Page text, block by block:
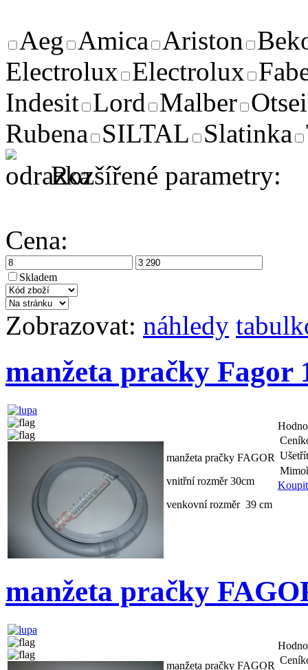
Aeg Amica Ariston
Electrolux Electrolux
Indesit Lord Malber
Rubena SILTAL Slatinka
Rozšířené parametry:
Cena:
Skladem
Zobrazovat: náhledy
manžeta pračky Fagor
manžeta pračky FAGOR
vnitřní rozměr 30cm
venkovní rozměr 39 cm
Koupit
manžeta pračky
manžeta pračky FAGOR